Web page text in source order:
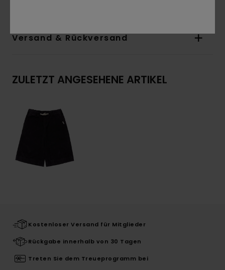
Versand & Rückversand
ZULETZT ANGESEHENE ARTIKEL
Kostenloser Versand für Mitglieder
Rückgabe innerhalb von 30 Tagen
Treten Sie dem Treueprogramm bei